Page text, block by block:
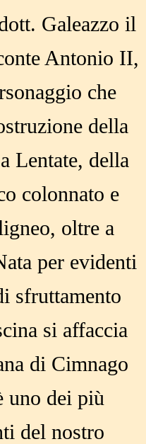
Galeazzo il
Antonio II,
che
della
Lentate, della
colonnato e
oltre a
per evidenti
sfruttamento
si affaccia
di Cimnago
uno dei più
del nostro